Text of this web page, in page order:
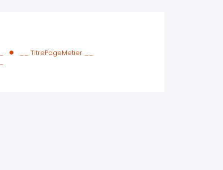
__ TitrePageMetier __